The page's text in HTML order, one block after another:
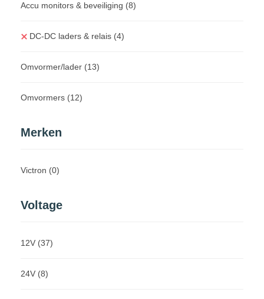
Accu monitors & beveiliging (8)
DC-DC laders & relais (4)
Omvormer/lader (13)
Omvormers (12)
Merken
Victron (0)
Voltage
12V (37)
24V (8)